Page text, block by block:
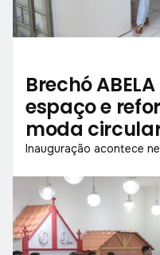
Brechó
espaço e
moda
Inauguração acontece